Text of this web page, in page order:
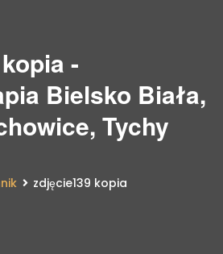
-
Bielsko Biała,
Tychy
zdjęcie139 kopia